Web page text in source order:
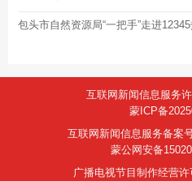
互联网新闻信息服务
蒙ICP备
互联网新闻信息服务备案
蒙公网安备
广播电视节目制作经营